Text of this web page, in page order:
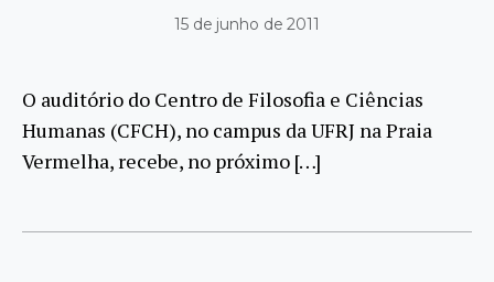
15 de junho de 2011
O auditório do Centro de Filosofia e Ciências
Humanas (CFCH), no campus da UFRJ na Praia
Vermelha, recebe, no próximo […]